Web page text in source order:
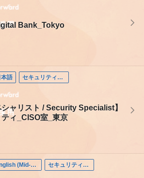
Bank_Tokyo
本語 セキュリティエンジニア
シャリスト / Security Specialist】
ィ_CISO室_東京
English (Mid-career) セキュリティエンジニア